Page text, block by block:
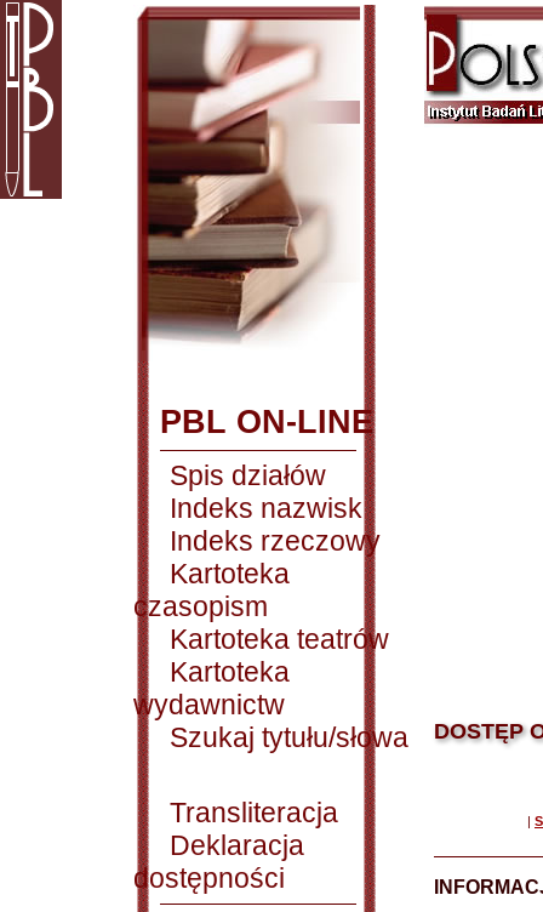
PBL ON-LINE
Spis działów
Indeks nazwisk
Indeks rzeczowy
Kartoteka
czasopism
Kartoteka teatrów
Kartoteka
wydawnictw
Szukaj tytułu/słowa
Transliteracja
Deklaracja
dostępności
DOSTĘP
|